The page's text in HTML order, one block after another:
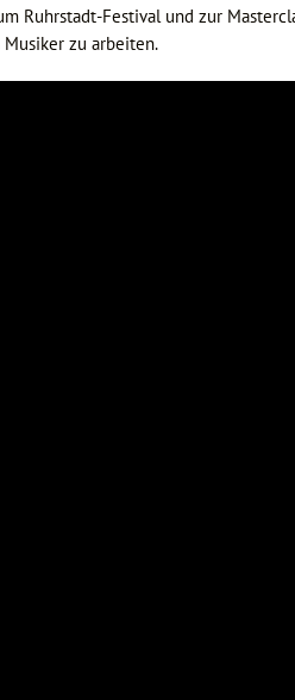
Ruhrstadt-Festival und zur
zu arbeiten.